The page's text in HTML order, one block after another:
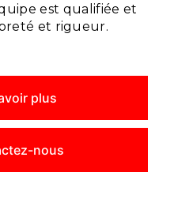
est qualifiée et
et rigueur.
plus
nous